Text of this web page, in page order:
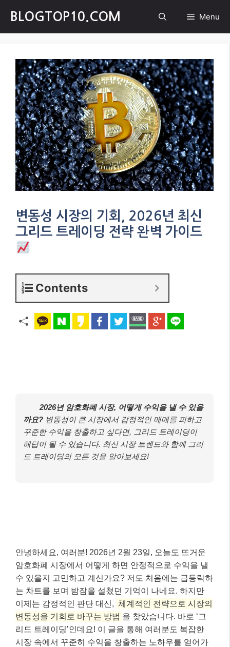
content
BLOGTOP10.COM Menu
변동성 시장의 기회, 2026년 최신
그리드 트레이딩 전략 완벽 가이드
Contents
2026년 암호화폐 시장, 어떻게 수익을 낼 수 있을
까요? 변동성이 큰 시장에서 감정적인 매매를 피하고
꾸준한 수익을 창출하고 싶다면, 그리드 트레이딩이
해답이 될 수 있습니다. 최신 시장 트렌드와 함께 그리
드 트레이딩의 모든 것을 알아보세요!
안녕하세요, 여러분! 2026년 2월 23일, 오늘도 뜨거운
암호화폐 시장에서 어떻게 하면 안정적으로 수익을 낼
수 있을지 고민하고 계신가요? 저도 처음에는 급등락하
는 차트를 보며 밤잠을 설쳤던 기억이 나네요. 하지만
이제는 감정적인 판단 대신, 체계적인 전략으로 시장의
변동성을 기회로 바꾸는 방법 을 찾았습니다. 바로 ‘그
리드 트레이딩’인데요! 이 글을 통해 여러분도 복잡한
시장 속에서 꾸준히 수익을 창출하는 노하우를 얻어가